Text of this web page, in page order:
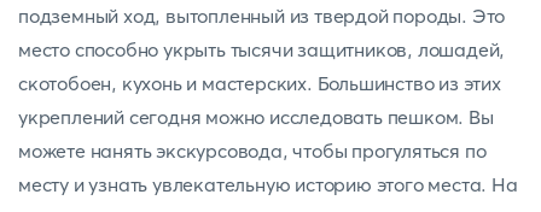
подземный ход, вытопленный из твердой породы. Это
место способно укрыть тысячи защитников, лошадей,
скотобоен, кухонь и мастерских. Большинство из этих
укреплений сегодня можно исследовать пешком. Вы
можете нанять экскурсовода, чтобы прогуляться по
месту и узнать увлекательную историю этого места. На